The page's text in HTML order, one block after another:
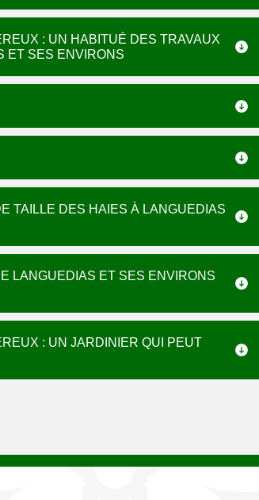
: UN HABITUÉ DES TRAVAUX
ET SES ENVIRONS
TAILLE DES HAIES À LANGUEDIAS
LANGUEDIAS ET SES ENVIRONS
: UN JARDINIER QUI PEUT